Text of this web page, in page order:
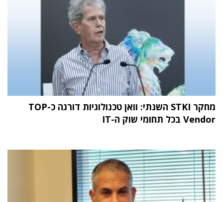
מחקר STKI השנתי: וואן טכנולוגיות דורגה כ-TOP
Vendor בכל תחומי שוק ה-IT